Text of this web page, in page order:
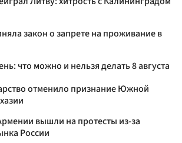
закон о запрете на проживание в
что можно и нельзя делать 8 августа
отменило признание Южной
вышли на протесты из-за
России